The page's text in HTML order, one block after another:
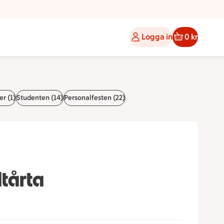
Logga in 0 kr
(1)Studenten (14)Personalfesten (22)